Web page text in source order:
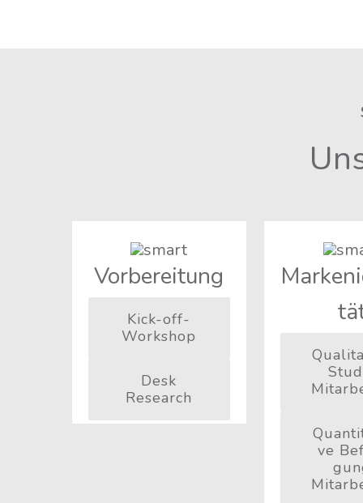
Vor­be­rei­tung
Kick-off-
Work­shop
Desk
Rese­arch
ve